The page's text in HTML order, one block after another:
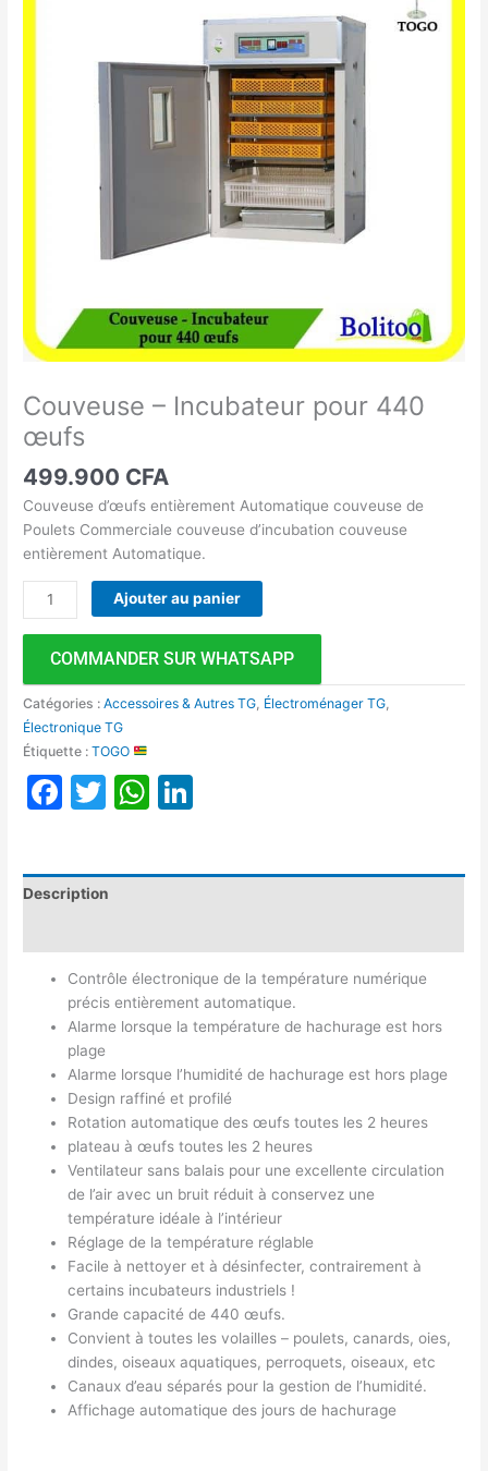
Couveuse – Incubateur pour 440
œufs
499.900 CFA
Couveuse d’œufs entièrement Automatique couveuse de
Poulets Commerciale couveuse d’incubation couveuse
entièrement Automatique.
Ajouter au panier
COMMANDER SUR WHATSAPP
Catégories :Accessoires & Autres TG Électroménager TG
Électronique TG
Étiquette :TOGO
Facebook
TwitterWhatsApp
Description
Contrôle électronique de la température numérique
précis entièrement automatique.
Alarme lorsque la température de hachurage est hors
plage
Alarme lorsque l’humidité de hachurage est hors plage
Design raffiné et profilé
Rotation automatique des œufs toutes les 2 heures
plateau à œufs toutes les 2 heures
Ventilateur sans balais pour une excellente circulation
de l’air avec un bruit réduit à conservez une
température idéale à l’intérieur
Réglage de la température réglable
Facile à nettoyer et à désinfecter, contrairement à
certains incubateurs industriels !
Grande capacité de 440 œufs.
Convient à toutes les volailles – poulets, canards, oies,
dindes, oiseaux aquatiques, perroquets, oiseaux, etc
Canaux d’eau séparés pour la gestion de l’humidité.
Affichage automatique des jours de hachurage